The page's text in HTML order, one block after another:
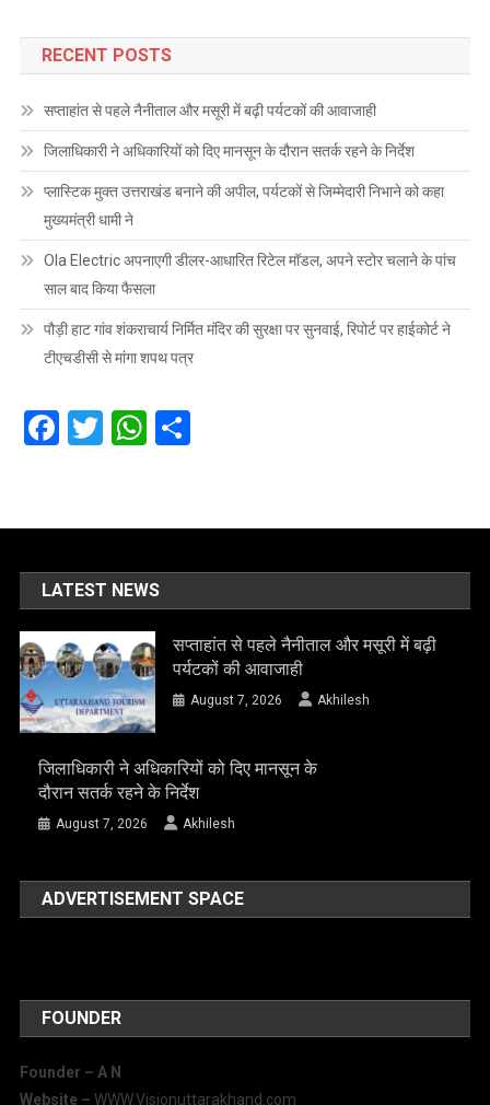
RECENT POSTS
सप्ताहांत से पहले नैनीताल और मसूरी में बढ़ी पर्यटकों की आवाजाही
जिलाधिकारी ने अधिकारियों को दिए मानसून के दौरान सतर्क रहने के निर्देश
प्लास्टिक मुक्त उत्तराखंड बनाने की अपील, पर्यटकों से जिम्मेदारी निभाने को कहा
मुख्यमंत्री धामी ने
Ola Electric अपनाएगी डीलर-आधारित रिटेल मॉडल, अपने स्टोर चलाने के पांच
साल बाद किया फैसला
पौड़ी हाट गांव शंकराचार्य निर्मित मंदिर की सुरक्षा पर सुनवाई, रिपोर्ट पर हाईकोर्ट ने
टीएचडीसी से मांगा शपथ पत्र
Facebook
TwitterWhatsApp
Share
LATEST NEWS
सप्ताहांत से पहले नैनीताल और मसूरी में बढ़ी
पर्यटकों की आवाजाही
August 7, 2026 Akhilesh
जिलाधिकारी ने अधिकारियों को दिए मानसून के
दौरान सतर्क रहने के निर्देश
August 7, 2026 Akhilesh
ADVERTISEMENT SPACE
FOUNDER
Founder – A N
Website –WWW.Visionuttarakhand.com